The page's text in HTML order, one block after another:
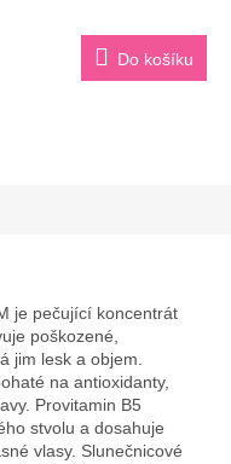
Do košíku
je pečující koncentrát
poškozené,
jim lesk a objem.
na antioxidanty,
Provitamin B5
stvolu a dosahuje
vlasy. Slunečnicové